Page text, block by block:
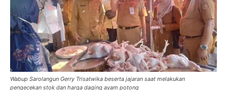
Wabup Sarolangun Gerry Trisatwika beserta jajaran saat melakukan
pengecekan stok dan harga daging ayam potong